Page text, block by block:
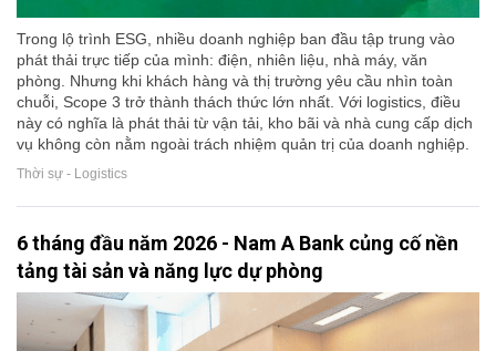
Trong lộ trình ESG, nhiều doanh nghiệp ban đầu tập trung vào
phát thải trực tiếp của mình: điện, nhiên liệu, nhà máy, văn
phòng. Nhưng khi khách hàng và thị trường yêu cầu nhìn toàn
chuỗi, Scope 3 trở thành thách thức lớn nhất. Với logistics, điều
này có nghĩa là phát thải từ vận tải, kho bãi và nhà cung cấp dịch
vụ không còn nằm ngoài trách nhiệm quản trị của doanh nghiệp.
Thời sự - Logistics
6 tháng đầu năm 2026 - Nam A Bank củng cố nền
tảng tài sản và năng lực dự phòng